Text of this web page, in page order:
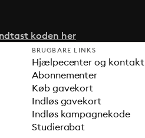
koden her
BRUGBARE LINKS
Hjælpecenter og kontakt
Abonnementer
Køb gavekort
Indløs gavekort
Indløs kampagnekode
Studierabat